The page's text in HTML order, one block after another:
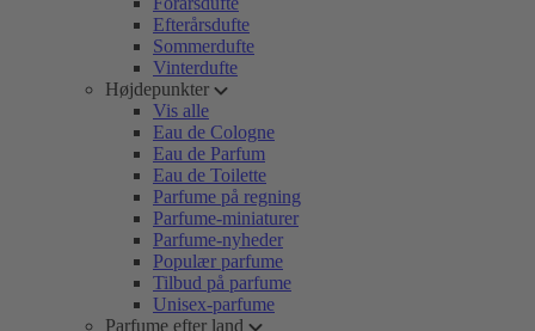
Efterårsdufte
Sommerdufte
Vinterdufte
Højdepunkter
Vis alle
Eau de Cologne
Eau de Parfum
Eau de Toilette
Parfume på regning
Parfume-miniaturer
Parfume-nyheder
Populær parfume
Tilbud på parfume
Unisex-parfume
Parfume efter land